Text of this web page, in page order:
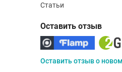
Статьи
Оставить отзыв
Оставить отзыв о